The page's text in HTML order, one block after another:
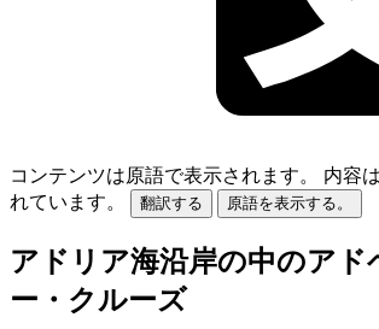
コンテンツは原語で表示されます。
内容
れています。
翻訳する 原語を表示する。
アドリア海沿岸の中のアド
ー・クルーズ